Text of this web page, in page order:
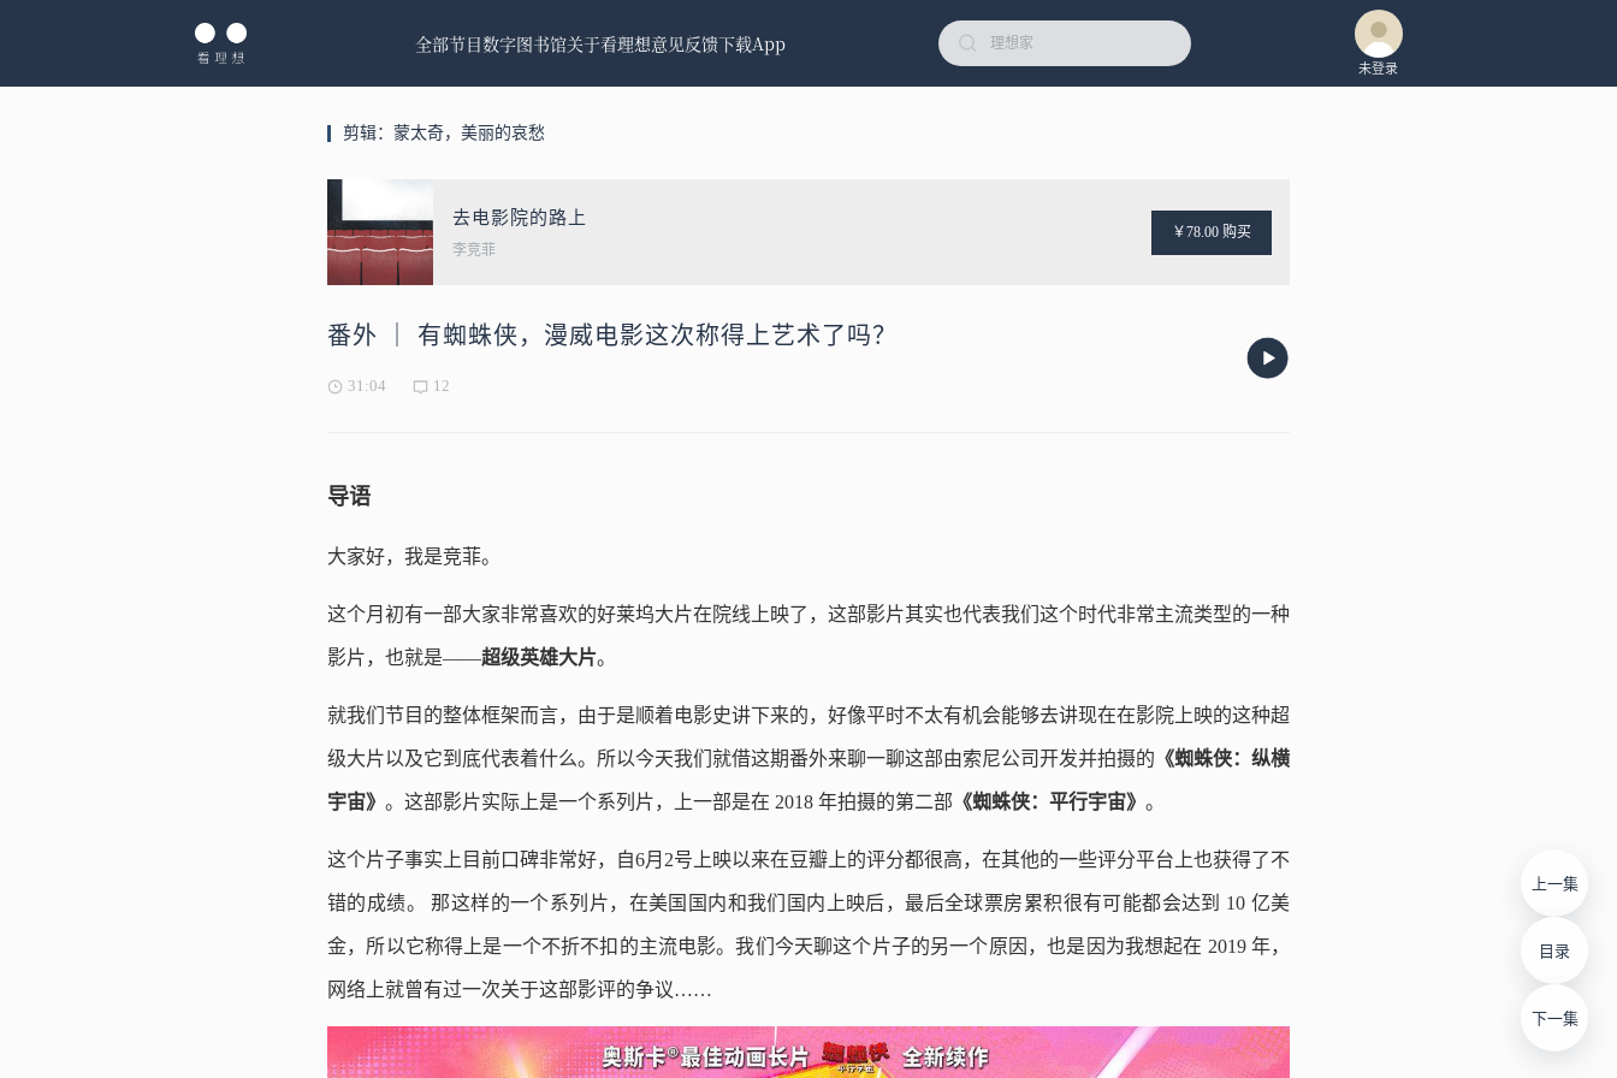
全部节目数字图书馆关于看理想意见反馈下载App
未登录
剪辑：蒙太奇，美丽的哀愁
去电影院的路上
李竞菲
￥78.00 购买
番外 ｜ 有蜘蛛侠，漫威电影这次称得上艺术了吗？
31:04 12
上一集
目录
下一集
导语
大家好，我是竞菲。
这个月初有一部大家非常喜欢的好莱坞大片在院线上映了，这部影片其实也代表我们这个时代非常主流类型的一种
影片，也就是——超级英雄大片。
就我们节目的整体框架而言，由于是顺着电影史讲下来的，好像平时不太有机会能够去讲现在在影院上映的这种超
级大片以及它到底代表着什么。所以今天我们就借这期番外来聊一聊这部由索尼公司开发并拍摄的 《蜘蛛侠：纵横
宇宙》 。这部影片实际上是一个系列片，上一部是在 2018 年拍摄的第二部 《蜘蛛侠：平行宇宙》 。
这个片子事实上目前口碑非常好，自6月2号上映以来在豆瓣上的评分都很高，在其他的一些评分平台上也获得了不
错的成绩。 那这样的一个系列片，在美国国内和我们国内上映后，最后全球票房累积很有可能都会达到 10 亿美
金，所以它称得上是一个不折不扣的主流电影。我们今天聊这个片子的另一个原因，也是因为我想起在 2019 年，
网络上就曾有过一次关于这部影评的争议……